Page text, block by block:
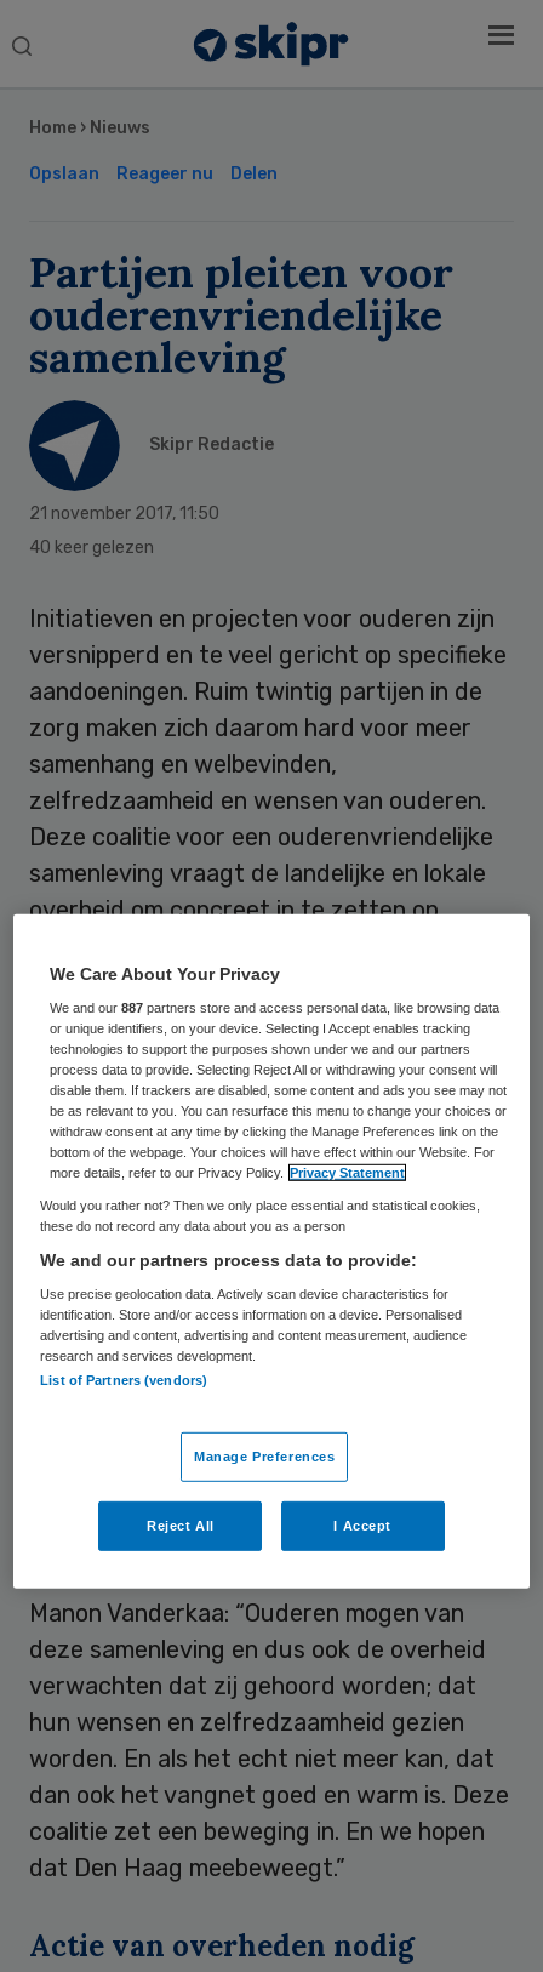
Search
Home › Nieuws
Opslaan Reageer nu Delen
Partijen pleiten voor
ouderenvriendelijke
samenleving
Skipr Redactie
21 november 2017, 11:50
40 keer gelezen
Initiatieven en projecten voor ouderen zijn
versnipperd en te veel gericht op specifieke
aandoeningen. Ruim twintig partijen in de
zorg maken zich daarom hard voor meer
samenhang en welbevinden,
zelfredzaamheid en wensen van ouderen.
Deze coalitie voor een ouderenvriendelijke
samenleving vraagt de landelijke en lokale
overheid om concreet in te zetten op
zorg; samenhang en afstemming en op
woonaanbod.
Dianda Veldman, directeur
Patiëntenfederatie Nederland, en Manon
Vanderkaa, directeur van KBO-PCOB,
het pleidooi namens de coalitie
overhandigd aan minister Hugo de Jonge
(VWS). In het pleidooi hebben de
betrokkenen een samenhangende visie
hebben ontwikkeld over een
ouderenvriendelijke samenleving, stelt
politiek niet voorbij kan gaan. Hier zeggen
ouderen en allen die daar bij betrokken zijn
waar volgens hen de prioriteiten moeten
liggen.”
Manon Vanderkaa: “Ouderen mogen van
deze samenleving en dus ook de overheid
verwachten dat zij gehoord worden; dat
hun wensen en zelfredzaamheid gezien
worden. En als het echt niet meer kan, dat
dan ook het vangnet goed en warm is. Deze
coalitie zet een beweging in. En we hopen
dat Den Haag meebeweegt.”
Actie van overheden nodig
Sidebar
We Care About Your Privacy
We and our887 partners store and access personal data, like browsing data
or unique identifiers, on your device. Selecting I Accept enables tracking
technologies to support the purposes shown under we and our partners
process data to provide. Selecting Reject All or withdrawing your consent will
disable them. If trackers are disabled, some content and ads you see may not
be as relevant to you. You can resurface this menu to change your choices or
withdraw consent at any time by clicking the Manage Preferences link on the
bottom of the webpage. Your choices will have effect within our Website. For
more details, refer to our Privacy Policy.
Privacy Statement
Would you rather not? Then we only place essential and statistical cookies,
these do not record any data about you as a person
We and our partners process data to provide:
Use precise geolocation data. Actively scan device characteristics for
identification. Store and/or access information on a device. Personalised
advertising and content, advertising and content measurement, audience
research and services development.
List of Partners (vendors)
Manage Preferences
Reject All I Accept